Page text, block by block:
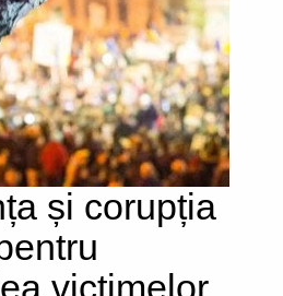
și corupția
victimelor